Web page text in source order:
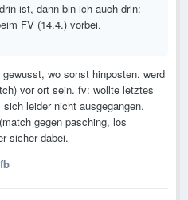
ist, dann bin ich auch drin:
FV (14.4.) vorbei.
wo sonst hinposten. werd
vor ort sein. fv: wollte letztes
leider nicht ausgegangen.
gegen pasching, los
sicher dabei.